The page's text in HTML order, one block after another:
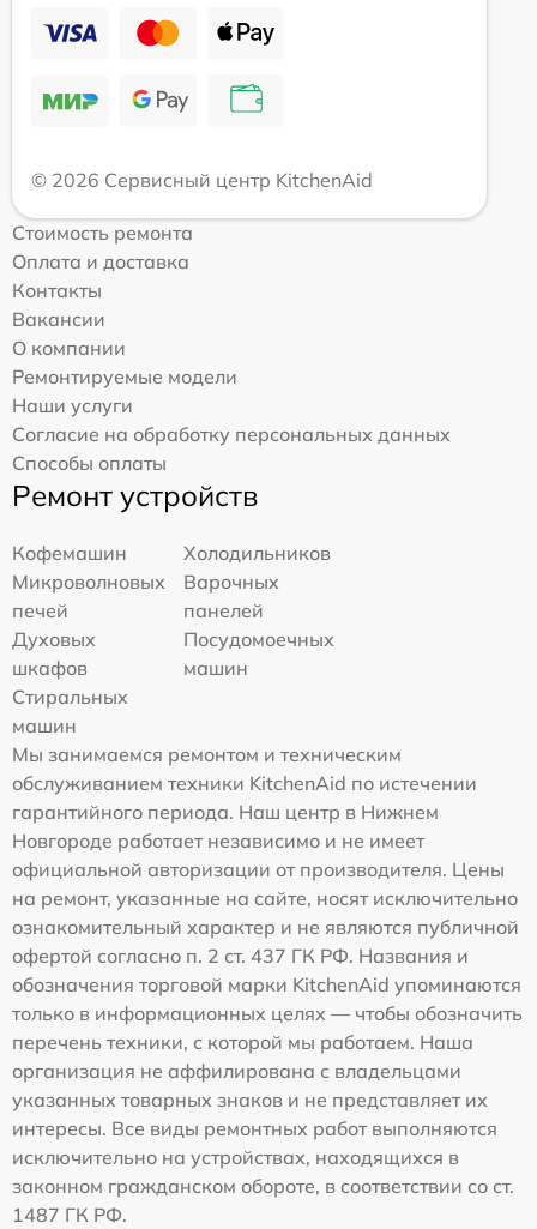
© 2026 Сервисный центр KitchenAid
Стоимость ремонта
Оплата и доставка
Контакты
Вакансии
О компании
Ремонтируемые модели
Наши услуги
Согласие на обработку персональных данных
Способы оплаты
Ремонт устройств
Кофемашин
Холодильников
Микроволновых
печей
Варочных
панелей
Духовых
шкафов
Посудомоечных
машин
Стиральных
машин
Мы занимаемся ремонтом и техническим
обслуживанием техники KitchenAid по истечении
гарантийного периода. Наш центр в Нижнем
Новгороде работает независимо и не имеет
официальной авторизации от производителя. Цены
на ремонт, указанные на сайте, носят исключительно
ознакомительный характер и не являются публичной
офертой согласно п. 2 ст. 437 ГК РФ. Названия и
обозначения торговой марки KitchenAid упоминаются
только в информационных целях — чтобы обозначить
перечень техники, с которой мы работаем. Наша
организация не аффилирована с владельцами
указанных товарных знаков и не представляет их
интересы. Все виды ремонтных работ выполняются
исключительно на устройствах, находящихся в
законном гражданском обороте, в соответствии со ст.
1487 ГК РФ.